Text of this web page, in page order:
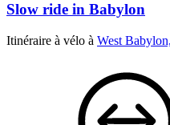
Slow ride in Babylon
Itinéraire à vélo à West